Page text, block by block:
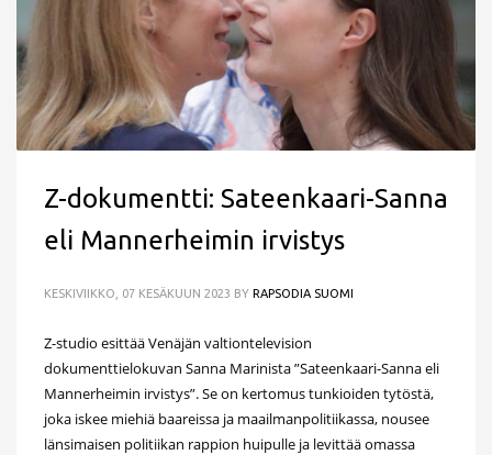
Z-dokumentti: Sateenkaari-Sanna
eli Mannerheimin irvistys
KESKIVIIKKO, 07 KESÄKUUN 2023 BY RAPSODIA SUOMI
Z-studio esittää Venäjän valtiontelevision
dokumenttielokuvan Sanna Marinista ”Sateenkaari-Sanna eli
Mannerheimin irvistys”. Se on kertomus tunkioiden tytöstä,
joka iskee miehiä baareissa ja maailmanpolitiikassa, nousee
länsimaisen politiikan rappion huipulle ja levittää omassa